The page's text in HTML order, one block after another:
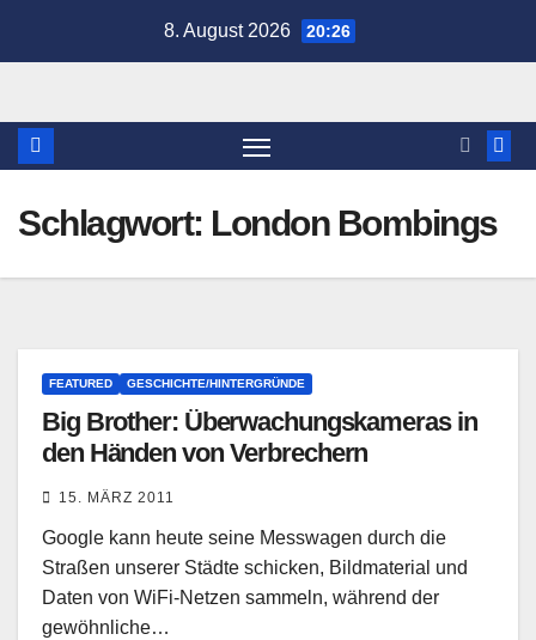
8. August 2026 20:26
Schlagwort: London Bombings
FEATURED GESCHICHTE/HINTERGRÜNDE
Big Brother: Überwachungskameras in
den Händen von Verbrechern
15. MÄRZ 2011
Google kann heute seine Messwagen durch die
Straßen unserer Städte schicken, Bildmaterial und
Daten von WiFi-Netzen sammeln, während der
gewöhnliche…